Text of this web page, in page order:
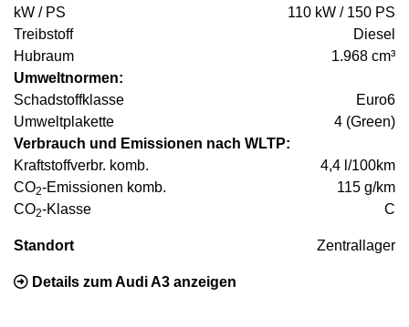
kW / PS
110 kW / 150 PS
Treibstoff
Diesel
Hubraum
1.968 cm³
Umweltnormen:
Schadstoffklasse
Euro6
Umweltplakette
4 (Green)
Verbrauch und Emissionen nach WLTP:
Kraftstoffverbr. komb.
4,4 l/100km
CO2-Emissionen komb.
115 g/km
CO2-Klasse C
Standort Zentrallager
Details zum Audi A3 anzeigen